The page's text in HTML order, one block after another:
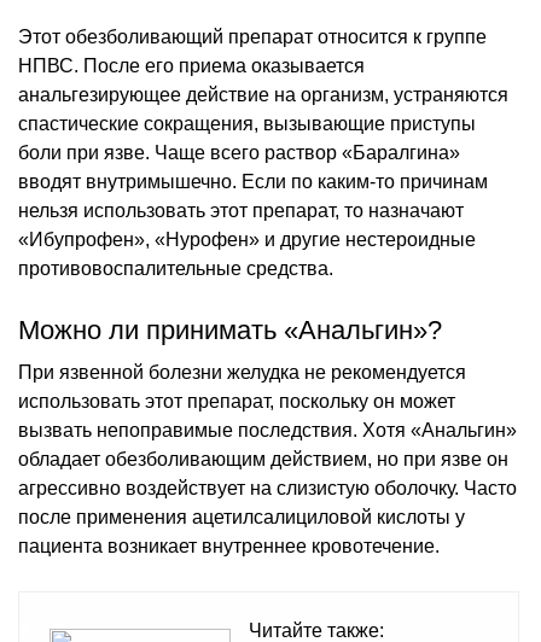
Этот обезболивающий препарат относится к группе
НПВС. После его приема оказывается
анальгезирующее действие на организм, устраняются
спастические сокращения, вызывающие приступы
боли при язве. Чаще всего раствор «Баралгина»
вводят внутримышечно. Если по каким-то причинам
нельзя использовать этот препарат, то назначают
«Ибупрофен», «Нурофен» и другие нестероидные
противовоспалительные средства.
Можно ли принимать «Анальгин»?
При язвенной болезни желудка не рекомендуется
использовать этот препарат, поскольку он может
вызвать непоправимые последствия. Хотя «Анальгин»
обладает обезболивающим действием, но при язве он
агрессивно воздействует на слизистую оболочку. Часто
после применения ацетилсалициловой кислоты у
пациента возникает внутреннее кровотечение.
Читайте также: